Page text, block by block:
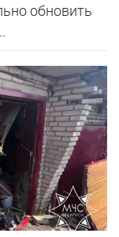
обновить